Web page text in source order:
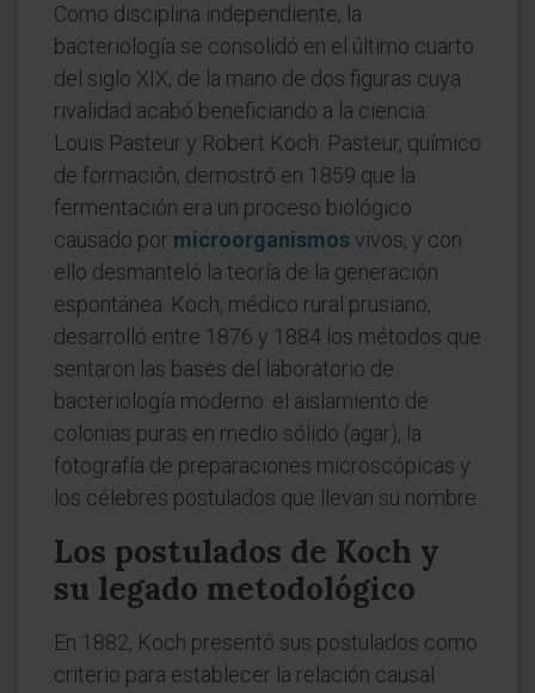
Como disciplina independiente, la
bacteriología se consolidó en el último cuarto
del siglo XIX, de la mano de dos figuras cuya
rivalidad acabó beneficiando a la ciencia:
Louis Pasteur y Robert Koch. Pasteur, químico
de formación, demostró en 1859 que la
fermentación era un proceso biológico
causado por microorganismos vivos, y con
ello desmanteló la teoría de la generación
espontánea. Koch, médico rural prusiano,
desarrolló entre 1876 y 1884 los métodos que
sentaron las bases del laboratorio de
bacteriología moderno: el aislamiento de
colonias puras en medio sólido (agar), la
fotografía de preparaciones microscópicas y
los célebres postulados que llevan su nombre.
Los postulados de Koch y
su legado metodológico
En 1882, Koch presentó sus postulados como
criterio para establecer la relación causal